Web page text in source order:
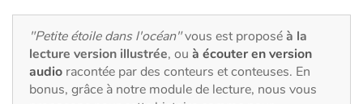
Documentaires
En famille
Quotidien et loisirs
"Petite étoile dans l'océan"vous est proposéà la
lecture version illustrée, ou à écouter en version
audio racontée par des conteurs et conteuses. En
bonus, grâce à notre module de lecture, nous vous